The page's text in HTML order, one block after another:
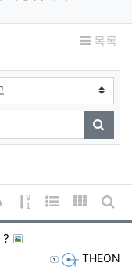
목록
검색
RSS
게시물 정렬
웹진 스타일
갤러리게
등록자 THEON